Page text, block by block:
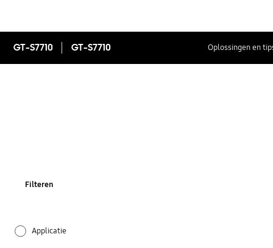
GT-S7710 GT-S7710 Oplossingen en
Filteren
Applicatie